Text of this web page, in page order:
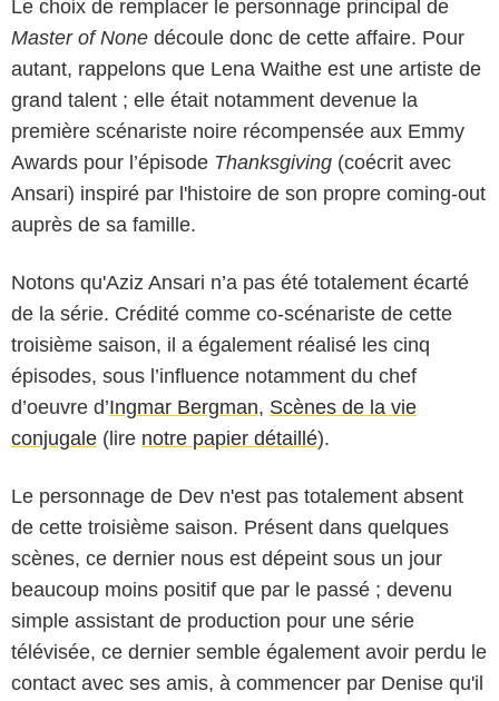
Le choix de remplacer le personnage principal de
Master of None découle donc de cette affaire. Pour
autant, rappelons que Lena Waithe est une artiste de
grand talent ; elle était notamment devenue la
première scénariste noire récompensée aux Emmy
Awards pour l’épisode Thanksgiving (coécrit avec
Ansari) inspiré par l'histoire de son propre coming-out
auprès de sa famille.
Notons qu'Aziz Ansari n’a pas été totalement écarté
de la série. Crédité comme co-scénariste de cette
troisième saison, il a également réalisé les cinq
épisodes, sous l’influence notamment du chef
d’oeuvre d’Ingmar Bergman, Scènes de la vie
conjugale (lire notre papier détaillé).
Le personnage de Dev n'est pas totalement absent
de cette troisième saison. Présent dans quelques
scènes, ce dernier nous est dépeint sous un jour
beaucoup moins positif que par le passé ; devenu
simple assistant de production pour une série
télévisée, ce dernier semble également avoir perdu le
contact avec ses amis, à commencer par Denise qu'il